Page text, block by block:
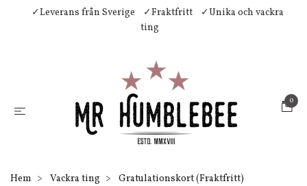
✓Leverans från Sverige ✓Fraktfritt
✓Unika och vackra
ting
0
Hem Vackra ting
Gratulationskort (Fraktfritt)